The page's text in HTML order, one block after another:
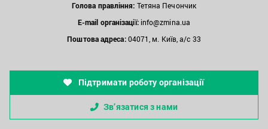
Голова правління: Тетяна Печончик
E-mail організації: info@zmina.ua
Поштова адреса:04071, м. Київ, а/с 33
Підтримати роботу організації
Зв’язатися з нами